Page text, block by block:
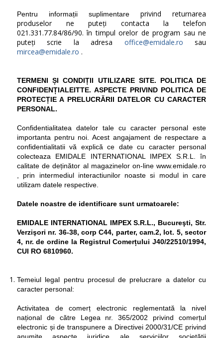
Pentru informații suplimentare privind returnarea
produselor ne puteți contacta la telefon
021.331.77.84/86/90. în timpul orelor de program sau ne
puteți scrie la adresa office@emidale.ro sau
mircea@emidale.ro .
TERMENI ȘI CONDIȚII UTILIZARE SITE. POLITICA DE
CONFIDENȚIALEITTE. ASPECTE PRIVIND POLITICA DE
PROTECȚIE A PRELUCRĂRII DATELOR CU CARACTER
PERSONAL.
Confidentialitatea datelor tale cu caracter personal este
importanta pentru noi. Acest angajament de respectare a
confidentialitatii vă explică ce date cu caracter personal
colecteaza EMIDALE INTERNATIONAL IMPEX S.R.L. în
calitate de deținător al magazinelor on-line www.emidale.ro
, prin intermediul interactiunilor noaste si modul in care
utilizam datele respective.
Datele noastre de identificare sunt urmatoarele:
EMIDALE INTERNATIONAL IMPEX S.R.L., Bucureşti, Str.
Verzişori nr. 36-38, corp C44, parter, cam.2, lot. 5, sector
4, nr. de ordine la Registrul Comerțului J40/22510/1994,
CUI RO 6810960.
Temeiul legal pentru procesul de prelucrare a datelor cu
caracter personal:
Activitatea de comerț electronic reglementată la nivel
național de către Legea nr. 365/2002 privind comerțul
electronic și de transpunere a Directivei 2000/31/CE privind